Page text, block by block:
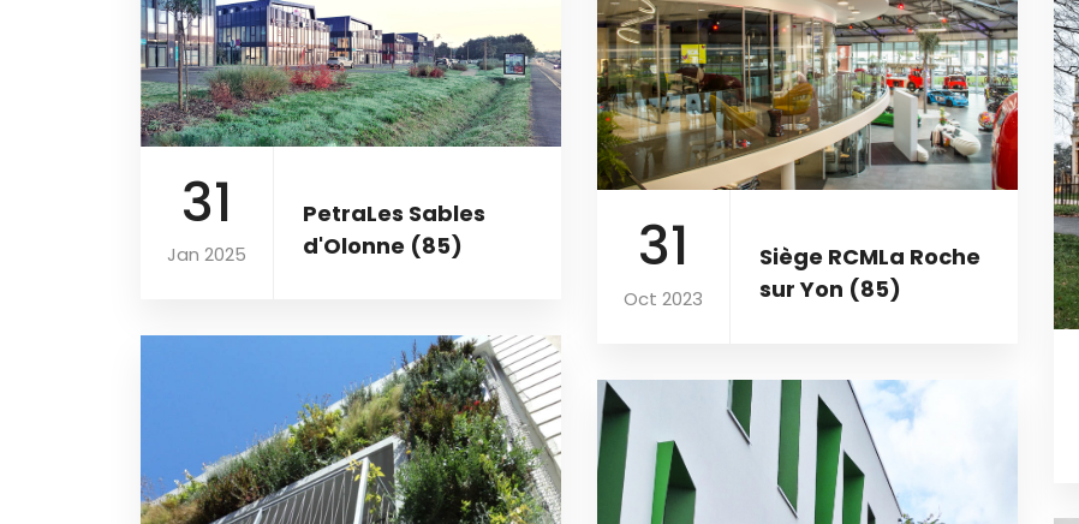
31
Jan 2025
PetraLes Sables
d'Olonne (85)
31
Oct 2023
Siège RCMLa Roche
sur Yon (85)